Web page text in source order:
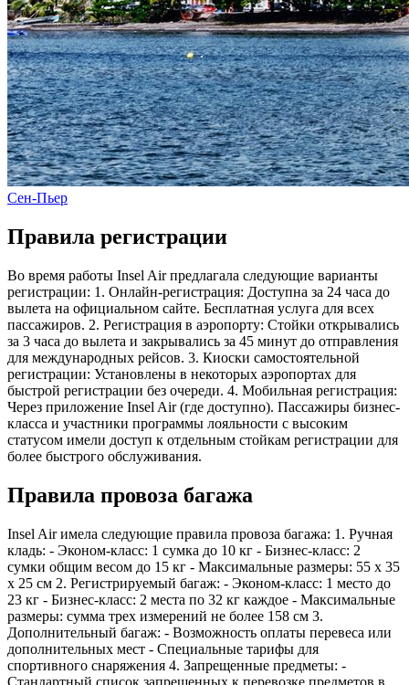
Сен-Пьер
Правила регистрации
Во время работы Insel Air предлагала следующие варианты
регистрации: 1. Онлайн-регистрация: Доступна за 24 часа до
вылета на официальном сайте. Бесплатная услуга для всех
пассажиров. 2. Регистрация в аэропорту: Стойки открывались
за 3 часа до вылета и закрывались за 45 минут до отправления
для международных рейсов. 3. Киоски самостоятельной
регистрации: Установлены в некоторых аэропортах для
быстрой регистрации без очереди. 4. Мобильная регистрация:
Через приложение Insel Air (где доступно). Пассажиры бизнес-
класса и участники программы лояльности с высоким
статусом имели доступ к отдельным стойкам регистрации для
более быстрого обслуживания.
Правила провоза багажа
Insel Air имела следующие правила провоза багажа: 1. Ручная
кладь: - Эконом-класс: 1 сумка до 10 кг - Бизнес-класс: 2
сумки общим весом до 15 кг - Максимальные размеры: 55 x 35
x 25 см 2. Регистрируемый багаж: - Эконом-класс: 1 место до
23 кг - Бизнес-класс: 2 места по 32 кг каждое - Максимальные
размеры: сумма трех измерений не более 158 см 3.
Дополнительный багаж: - Возможность оплаты перевеса или
дополнительных мест - Специальные тарифы для
спортивного снаряжения 4. Запрещенные предметы: -
Стандартный список запрещенных к перевозке предметов в